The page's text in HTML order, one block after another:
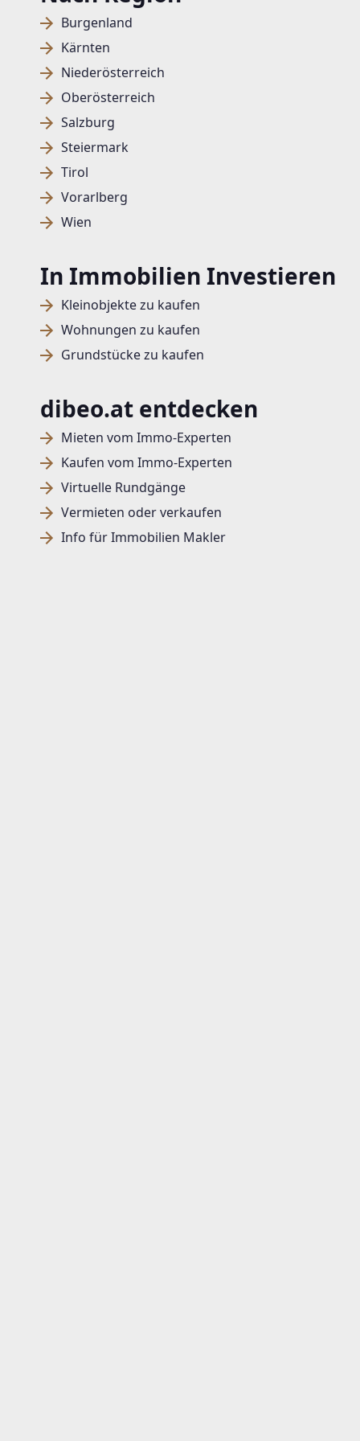
Burgenland
Kärnten
Niederösterreich
Oberösterreich
Salzburg
Steiermark
Tirol
Vorarlberg
Wien
In Immobilien Investieren
Kleinobjekte zu kaufen
Wohnungen zu kaufen
Grundstücke zu kaufen
dibeo.at entdecken
Mieten vom Immo-Experten
Kaufen vom Immo-Experten
Virtuelle Rundgänge
Vermieten oder verkaufen
Info für Immobilien Makler